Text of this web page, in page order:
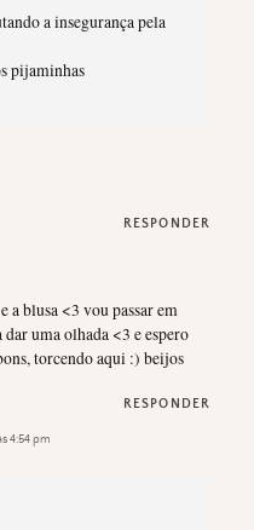
a insegurança pela
pijaminhas
a blusa <3 vou passar em
uma olhada <3 e espero
torcendo aqui :) beijos
RESPONDER
4:54 pm
RESPONDER